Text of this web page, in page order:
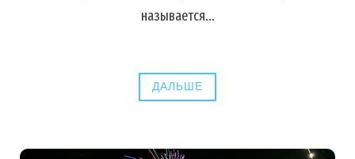
называется…
ДАЛЬШЕ